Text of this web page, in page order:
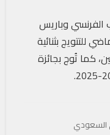
الفرنسي وباريس
للتتويج بثنائية
كما تُوج بجائزة
السعودي